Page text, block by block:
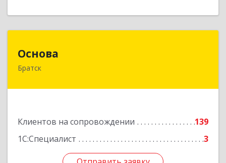
Основа
Братск
Клиентов на сопровождении
139
1С:Специалист
3